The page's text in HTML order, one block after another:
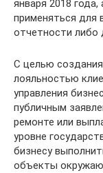
января 2018
применяться для
отчетности либо
С целью
лояльностью
управления
публичным
ремонте или
уровне
бизнесу
объекты